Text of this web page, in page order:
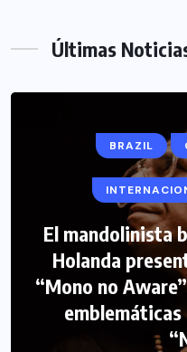
Últimas
BRAZIL
El mandolinista
Holanda
“Mono no
emblemáticas
COLABORADORES
NOTICIAS
FIPETUR se